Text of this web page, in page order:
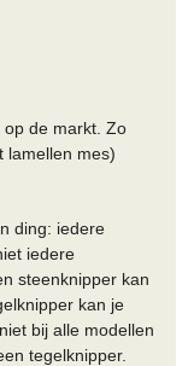
op de markt. Zo
lamellen mes)
ding: iedere
iedere
steenknipper kan
kan je
bij alle modellen
tegelknipper.